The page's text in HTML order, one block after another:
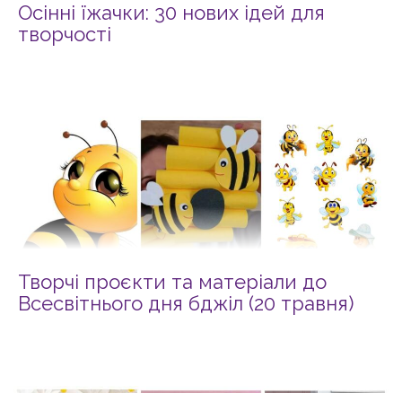
Осінні їжачки: 30 нових ідей для
творчості
Творчі проєкти та матеріали до
Всесвітнього дня бджіл (20 травня)